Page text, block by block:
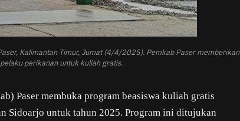
Kalimantan Timur, Jumat (4/4/2025). Pemkab Paser memberikan
perikanan untuk kuliah gratis.
Paser membuka program beasiswa kuliah gratis
Sidoarjo untuk tahun 2025. Program ini ditujukan